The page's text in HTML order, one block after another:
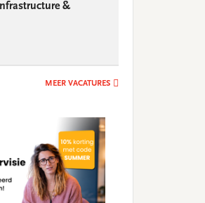
&
MEER VACATURES